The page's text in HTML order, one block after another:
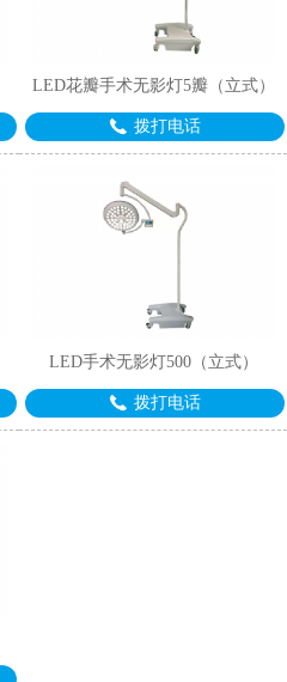
LED花瓣手术无影灯5瓣（立式）
拨打电话
LED手术无影灯500（立式）
拨打电话